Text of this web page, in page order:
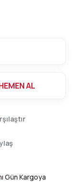
AL
Gün Kargoya